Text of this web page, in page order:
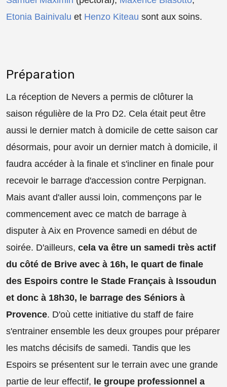
Etonia Bainivalu et Henzo Kiteau sont aux soins.
Préparation
La réception de Nevers a permis de clôturer la
saison régulière de la Pro D2. Cela était peut être
aussi le dernier match à domicile de cette saison car
désormais, pour avoir un dernier match à domicile, il
faudra accéder à la finale et s'incliner en finale pour
recevoir le barrage d'accession contre Perpignan.
Mais avant d'aller aussi loin, commençons par le
commencement avec ce match de barrage à
disputer à Aix en Provence samedi en début de
soirée. D'ailleurs, cela va être un samedi très actif
du côté de Brive avec à 16h, le quart de finale
des Espoirs contre le Stade Français à Issoudun
et donc à 18h30, le barrage des Séniors à
Provence. D'où cette initiative du staff de faire
s'entrainer ensemble les deux groupes pour préparer
les matchs décisifs de samedi. Tandis que les
Espoirs se présentent sur le terrain avec une grande
partie de leur effectif, le groupe professionnel a